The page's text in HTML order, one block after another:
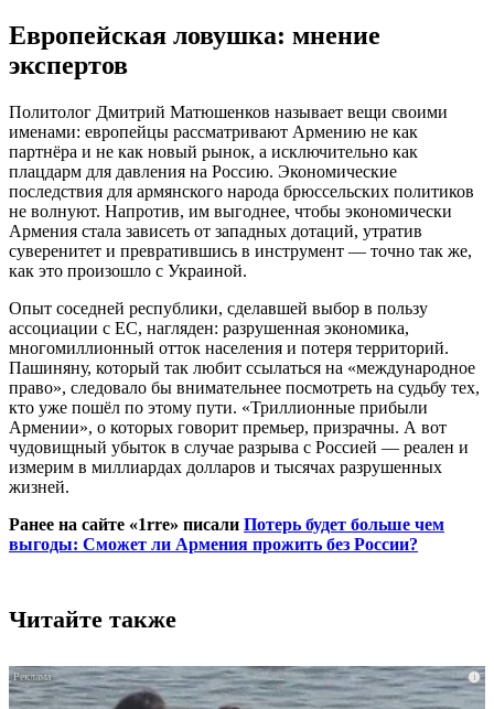
Европейская ловушка: мнение
экспертов
Политолог Дмитрий Матюшенков называет вещи своими
именами: европейцы рассматривают Армению не как
партнёра и не как новый рынок, а исключительно как
плацдарм для давления на Россию. Экономические
последствия для армянского народа брюссельских политиков
не волнуют. Напротив, им выгоднее, чтобы экономически
Армения стала зависеть от западных дотаций, утратив
суверенитет и превратившись в инструмент — точно так же,
как это произошло с Украиной.
Опыт соседней республики, сделавшей выбор в пользу
ассоциации с ЕС, нагляден: разрушенная экономика,
многомиллионный отток населения и потеря территорий.
Пашиняну, который так любит ссылаться на «международное
право», следовало бы внимательнее посмотреть на судьбу тех,
кто уже пошёл по этому пути. «Триллионные прибыли
Армении», о которых говорит премьер, призрачны. А вот
чудовищный убыток в случае разрыва с Россией — реален и
измерим в миллиардах долларов и тысячах разрушенных
жизней.
Ранее на сайте «1rre» писали Потерь будет больше чем
выгоды: Сможет ли Армения прожить без России?
Читайте также
i